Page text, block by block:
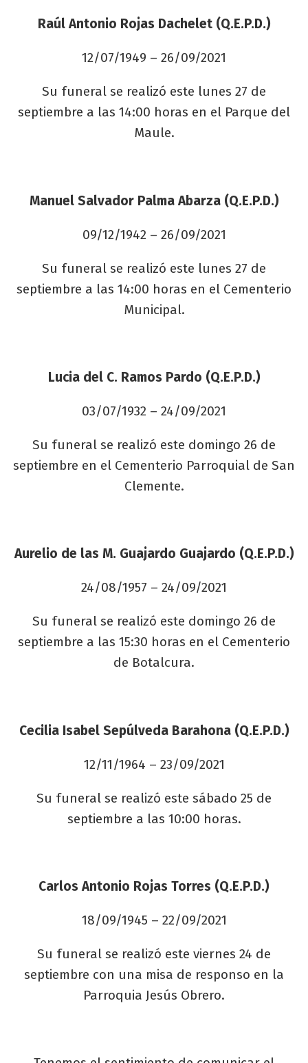
Raúl Antonio Rojas Dachelet (Q.E.P.D.)
12/07/1949 – 26/09/2021
Su funeral se realizó este lunes 27 de
septiembre a las 14:00 horas en el Parque del
Maule.
Manuel Salvador Palma Abarza (Q.E.P.D.)
09/12/1942 – 26/09/2021
Su funeral se realizó este lunes 27 de
septiembre a las 14:00 horas en el Cementerio
Municipal.
Lucia del C. Ramos Pardo (Q.E.P.D.)
03/07/1932 – 24/09/2021
Su funeral se realizó este domingo 26 de
septiembre en el Cementerio Parroquial de San
Clemente.
Aurelio de las M. Guajardo Guajardo (Q.E.P.D.)
24/08/1957 – 24/09/2021
Su funeral se realizó este domingo 26 de
septiembre a las 15:30 horas en el Cementerio
de Botalcura.
Cecilia Isabel Sepúlveda Barahona (Q.E.P.D.)
12/11/1964 – 23/09/2021
Su funeral se realizó este sábado 25 de
septiembre a las 10:00 horas.
Carlos Antonio Rojas Torres (Q.E.P.D.)
18/09/1945 – 22/09/2021
Su funeral se realizó este viernes 24 de
septiembre con una misa de responso en la
Parroquia Jesús Obrero.